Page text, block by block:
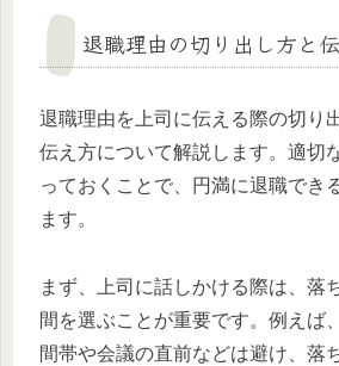
退職理由の切り出し方と
退職理由を上司に伝える際の切り
伝え方について解説します。適切
っておくことで、円満に退職でき
ます。
まず、上司に話しかける際は、落
間を選ぶことが重要です。例えば
間帯や会議の直前などは避け、落